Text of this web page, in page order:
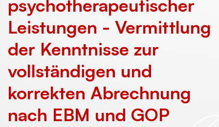
psychotherapeutischer
Leistungen - Vermittlung
der Kenntnisse zur
vollständigen und
korrekten Abrechnung
nach EBM und GOP